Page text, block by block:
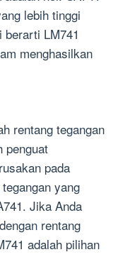
lebih tinggi
berarti LM741
menghasilkan
rentang tegangan
penguat
pada
yang
Jika Anda
rentang
adalah pilihan